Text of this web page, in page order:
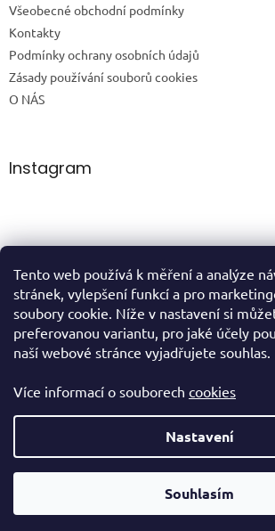
Tento web používá k měření a analýze
stránek, vylepšení funkcí a pro
soubory cookie. Níže v nastavení si
preferovanou variantu, pro jaké účely
naší webové stránce vyjadřujete souhlas.
Více informací o souborech cookies
Nastavení
Souhlasím
Všeobecné obchodní podmínky
Kontakty
Podmínky ochrany osobních údajů
Zásady používání souborů cookies
O NÁS
Instagram
Sledovat na Instagramu
domů
Copyright 2026VIVIEN cosmetics.
Upravit nastavení cookies